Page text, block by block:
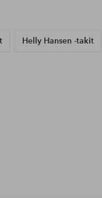
Helly Hansen -takit